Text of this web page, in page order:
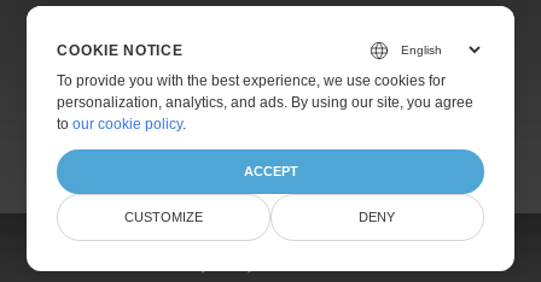
Paid Consulting
Websites
© Aspose Pty Ltd 2001-2026. All Rights Reserved.
COOKIE NOTICE
To provide you with the best experience, we use cookies for
personalization, analytics, and ads. By using our site, you agree
toour cookie policy.
ACCEPT
CUSTOMIZE DENY